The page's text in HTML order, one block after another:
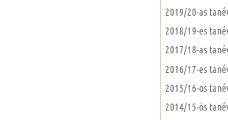
2019/20-as
2018/19-es
2017/18-as
2016/17-es
2015/16-os
2014/15-ös